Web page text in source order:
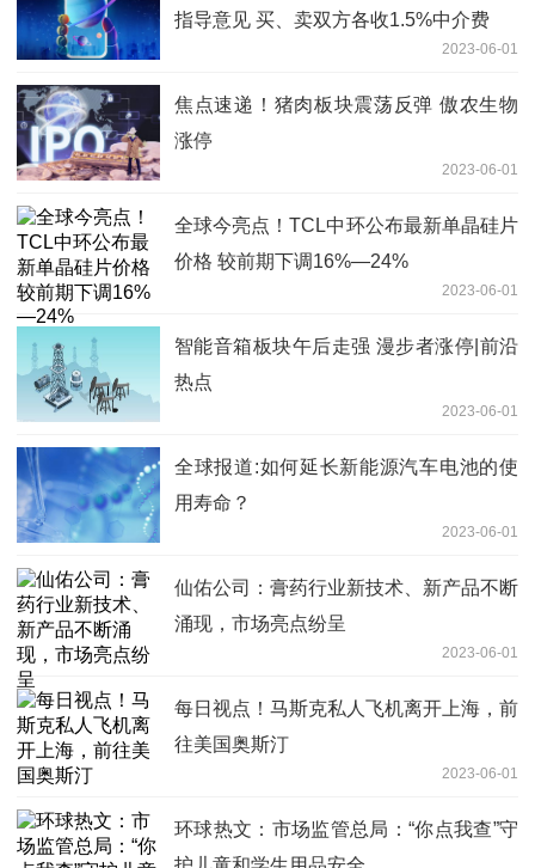
指导意见 买、卖双方各收1.5%中介费
2023-06-01
焦点速递！猪肉板块震荡反弹 傲农生物
涨停
2023-06-01
全球今亮点！TCL中环公布最新单晶硅片
价格 较前期下调16%—24%
2023-06-01
智能音箱板块午后走强 漫步者涨停|前沿
热点
2023-06-01
全球报道:如何延长新能源汽车电池的使
用寿命？
2023-06-01
仙佑公司：膏药行业新技术、新产品不断
涌现，市场亮点纷呈
2023-06-01
每日视点！马斯克私人飞机离开上海，前
往美国奥斯汀
2023-06-01
环球热文：市场监管总局：“你点我查”守